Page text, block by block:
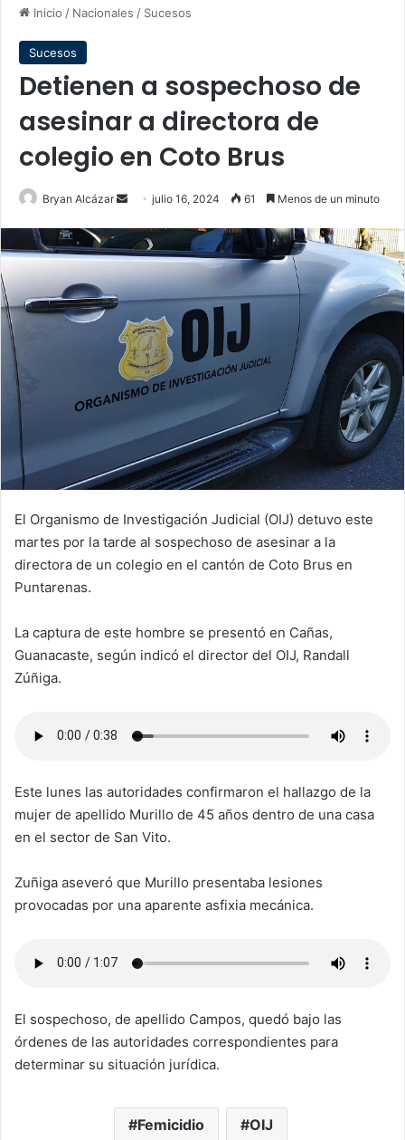
Inicio / Nacionales / Sucesos
Sucesos
Detienen a sospechoso de
asesinar a directora de
colegio en Coto Brus
Bryan Alcázar
Send
email
julio 16, 2024 61 Menos de un minuto
El Organismo de Investigación Judicial (OIJ) detuvo este
martes por la tarde al sospechoso de asesinar a la
directora de un colegio en el cantón de Coto Brus en
Puntarenas.
La captura de este hombre se presentó en Cañas,
Guanacaste, según indicó el director del OIJ, Randall
Zúñiga.
Este lunes las autoridades confirmaron el hallazgo de la
mujer de apellido Murillo de 45 años dentro de una casa
en el sector de San Vito.
Zuñiga aseveró que Murillo presentaba lesiones
provocadas por una aparente asfixia mecánica.
El sospechoso, de apellido Campos, quedó bajo las
órdenes de las autoridades correspondientes para
determinar su situación jurídica.
Femicidio OIJ